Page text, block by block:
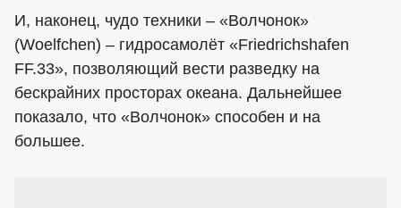
И, наконец, чудо техники – «Волчонок»
(Woelfchen) – гидросамолёт «Friedrichshafen
FF.33», позволяющий вести разведку на
бескрайних просторах океана. Дальнейшее
показало, что «Волчонок» способен и на
большее.